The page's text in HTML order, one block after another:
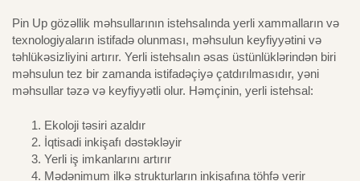
Pin Up gözəllik məhsullarının istehsalında yerli xammalların və
texnologiyaların istifadə olunması, məhsulun keyfiyyətini və
təhlükəsizliyini artırır. Yerli istehsalın əsas üstünlüklərindən biri
məhsulun tez bir zamanda istifadəçiyə çatdırılmasıdır, yəni
məhsullar təzə və keyfiyyətli olur. Həmçinin, yerli istehsal:
Ekoloji təsiri azaldır
İqtisadi inkişafı dəstəkləyir
Yerli iş imkanlarını artırır
Mədənimum ilkə strukturların inkişafına töhfə verir